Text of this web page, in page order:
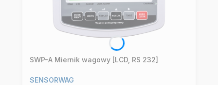
SWP-A Miernik wagowy [LCD, RS 232]
SENSORWAG